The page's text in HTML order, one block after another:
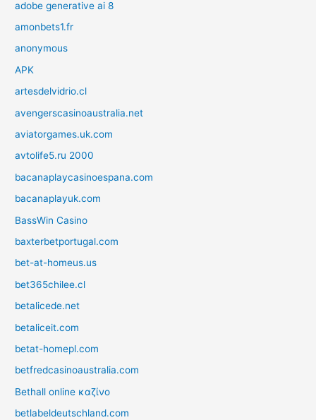
adobe generative ai 8
amonbets1.fr
anonymous
APK
artesdelvidrio.cl
avengerscasinoaustralia.net
aviatorgames.uk.com
avtolife5.ru 2000
bacanaplaycasinoespana.com
bacanaplayuk.com
BassWin Casino
baxterbetportugal.com
bet-at-homeus.us
bet365chilee.cl
betalicede.net
betaliceit.com
betat-homepl.com
betfredcasinoaustralia.com
Bethall online καζίνο
betlabeldeutschland.com